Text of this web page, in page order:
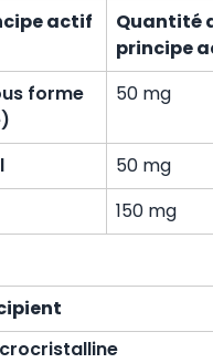
actif
Quantité
principe
forme
50 mg
50 mg
150 mg